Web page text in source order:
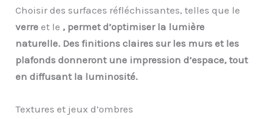
Choisir des surfaces réfléchissantes, telles que le
verre et le , permet d’optimiser la lumière
naturelle. Des finitions claires sur les murs et les
plafonds donneront une impression d’espace, tout
en diffusant la luminosité.
Textures et jeux d’ombres